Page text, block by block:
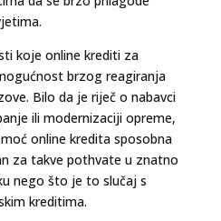
koje online krediti za
brzog reagiranja
Bilo da je riječ o nabavci
ili modernizaciji opreme,
online kredita sposobna
za takve pothvate u znatno
nego što je to slučaj s
kreditima.